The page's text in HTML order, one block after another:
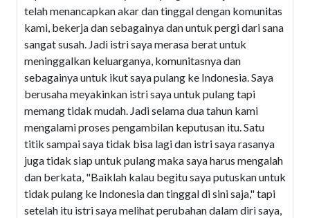
telah menancapkan akar dan tinggal dengan komunitas
kami, bekerja dan sebagainya dan untuk pergi dari sana
sangat susah. Jadi istri saya merasa berat untuk
meninggalkan keluarganya, komunitasnya dan
sebagainya untuk ikut saya pulang ke Indonesia. Saya
berusaha meyakinkan istri saya untuk pulang tapi
memang tidak mudah. Jadi selama dua tahun kami
mengalami proses pengambilan keputusan itu. Satu
titik sampai saya tidak bisa lagi dan istri saya rasanya
juga tidak siap untuk pulang maka saya harus mengalah
dan berkata, "Baiklah kalau begitu saya putuskan untuk
tidak pulang ke Indonesia dan tinggal di sini saja," tapi
setelah itu istri saya melihat perubahan dalam diri saya,